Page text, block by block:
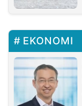
EKONOMI